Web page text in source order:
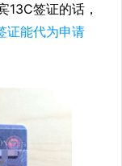
13C签证的话，
证能代为申请